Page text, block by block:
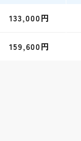
133,000円
159,600円